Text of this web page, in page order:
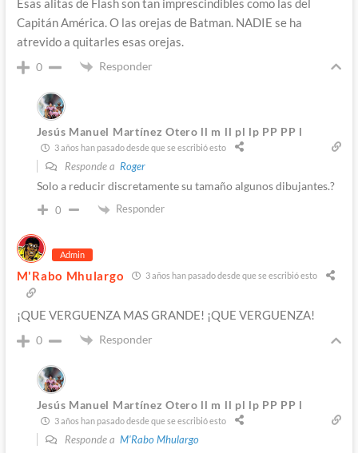
Esas alitas de Flash son tan imprescindibles como las del
Capitán América. O las orejas de Batman. NADIE se ha
atrevido a quitarles esas orejas.
0 Responder
Jesús Manuel Martínez Otero ll m ll pl lp PP PP l
3 años han pasado desde que se escribió esto
Responde a Roger
Solo a reducir discretamente su tamaño algunos dibujantes.?
0 Responder
Admin
M'Rabo Mhulargo 3 años han pasado desde que se escribió esto
¡QUE VERGUENZA MAS GRANDE! ¡QUE VERGUENZA!
0 Responder
Jesús Manuel Martínez Otero ll m ll pl lp PP PP l
3 años han pasado desde que se escribió esto
Responde a M'Rabo Mhulargo